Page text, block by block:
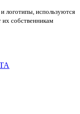
логотипы, используются
их собственникам